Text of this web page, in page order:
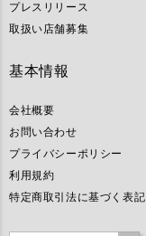
プレスリリース
取扱い店舗募集
基本情報
会社概要
お問い合わせ
プライバシーポリシー
利用規約
特定商取引法に基づく表記